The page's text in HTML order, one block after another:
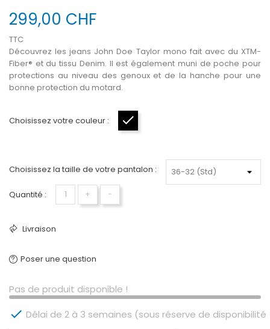
299,00 CHF
TTC
Découvrez les jeans John Doe Taylor mono fait avec du XTM-
Fiber® et du tissu Denim. Il est également muni de poche pour
protections au niveau des genoux et de la hanche pour une
bonne protection du motard.
Choisissez votre couleur :
Choisissez la taille de votre pantalon :
Quantité : + −
Livraison
Poser une question
Pas de produit disponible !
 Délai de 2 à 3 semaines (sous réserve de